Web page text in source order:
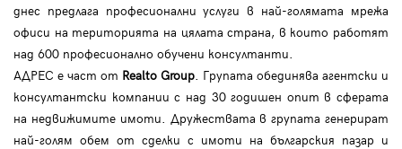
днес предлага професионални услуги в най-голямата мрежа
офиси на територията на цялата страна, в които работят
над 600 професионално обучени консултанти.
АДРЕС е част от Realto Group. Групата обединява агентски и
консултантски компании с над 30 годишен опит в сферата
на недвижимите имоти. Дружествата в групата генерират
най-голям обем от сделки с имоти на българския пазар и